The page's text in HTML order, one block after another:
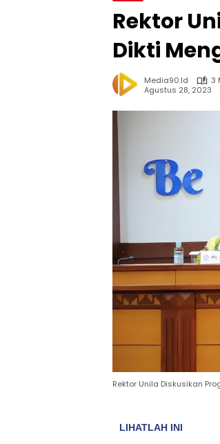
Rektor
Dikti
Media90.id
3
Agustus 28, 2023
Rektor Unila Diskusikan